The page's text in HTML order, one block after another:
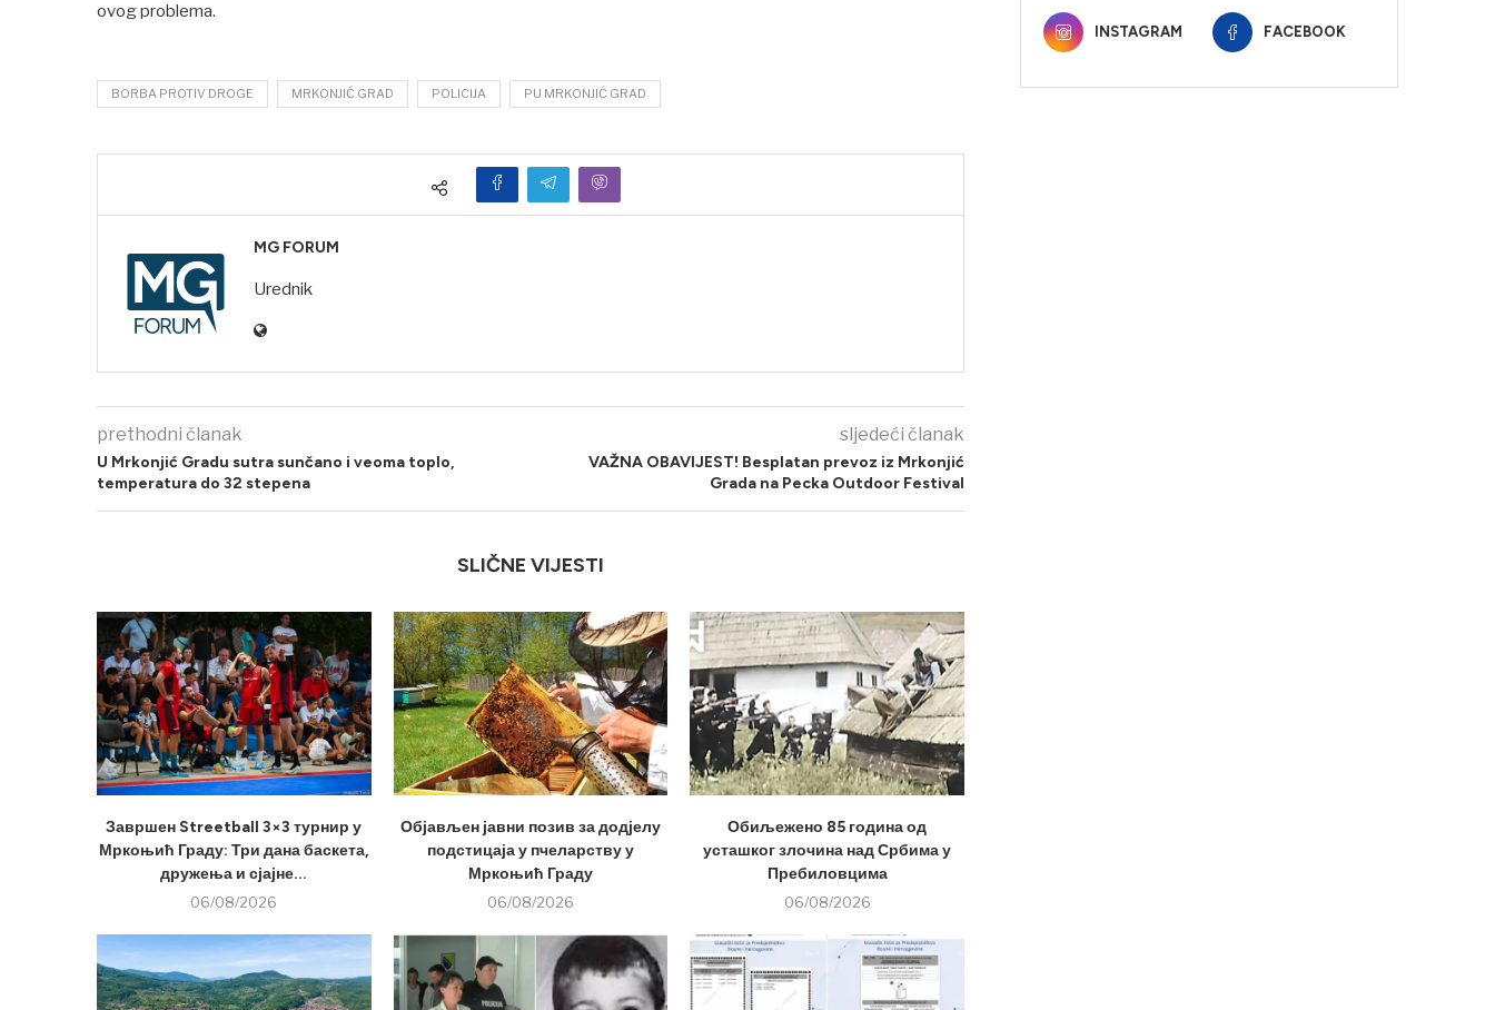
ovog problema.
BORBA PROTIV DROGE MRKONJIĆ GRAD POLICIJA PU MRKONJIĆ GRAD
MG FORUM
Urednik
prethodni članak
U Mrkonjić Gradu sutra sunčano i veoma toplo,
temperatura do 32 stepena
sljedeći članak
VAŽNA OBAVIJEST! Besplatan prevoz iz Mrkonjić
Grada na Pecka Outdoor Festival
SLIČNE VIJESTI
Завршен Streetball 3×3 турнир у
Мркоњић Граду: Три дана баскета,
дружења и сјајне...
06/08/2026
Објављен јавни позив за додјелу
подстицаја у пчеларству у
Мркоњић Граду
06/08/2026
Обиљежено 85 година од
усташког злочина над Србима у
Пребиловцима
06/08/2026
INSTAGRAM FACEBOOK